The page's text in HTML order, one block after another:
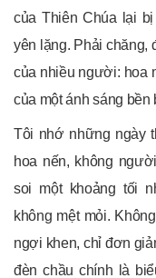
của Thiên Chúa lại
yên lặng. Phải chăng,
của nhiều người: hoa
của một ánh sáng bền
Tôi nhớ những ngày
hoa nến, không
soi một khoảng tối
không mệt mỏi.
ngợi khen, chỉ đơn
đèn chầu chính là